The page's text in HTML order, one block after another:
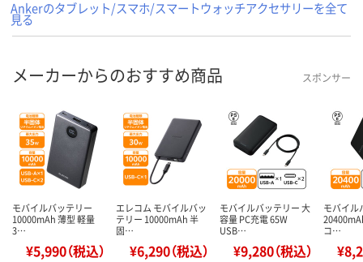
Ankerのタブレット/スマホ/スマートウォッチアクセサリーを全て
見る
メーカーからのおすすめ商品 スポンサー
モバイルバッテリー
10000mAh 薄型 軽量
3…
¥5,990（税込）
エレコム モバイルバッ
テリー 10000mAh 半
固…
¥6,290（税込）
モバイルバッテリー 大
容量 PC充電 65W
USB…
¥9,280（税込）
モバイル
コ…